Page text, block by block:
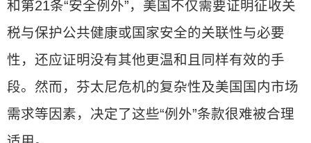
和第21条“安全例外”，美国不仅需要证明征收关
税与保护公共健康或国家安全的关联性与必要
性，还应证明没有其他更温和且同样有效的手
段。然而，芬太尼危机的复杂性及美国国内市场
需求等因素，决定了这些“例外”条款很难被合理